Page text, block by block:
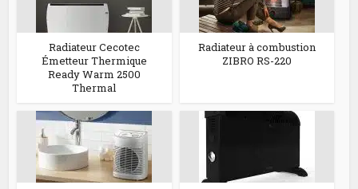
Radiateur Cecotec
Émetteur Thermique
Ready Warm 2500
Thermal
Radiateur à combustion
ZIBRO RS-220